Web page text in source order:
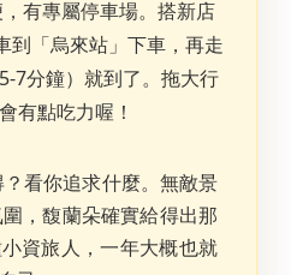
有專屬停車場。搭新店
到「烏來站」下車，再走
7分鐘）就到了。拖大行
有點吃力喔！
看你追求什麼。無敵景
，馥蘭朵確實給得出那
資旅人，一年大概也就